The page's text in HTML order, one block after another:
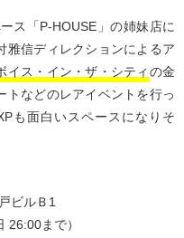
ス「P-HOUSE」の姉妹店に
雅信ディレクションによるア
イス・イン・ザ・シティ の金
トなどのレアイベントを行っ
も面白いスペースになりそ
ビルＢ1
26:00まで）